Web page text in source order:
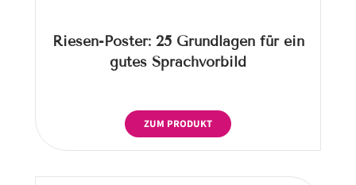
Riesen-Poster: 25 Grundlagen für ein
gutes Sprachvorbild
ZUM PRODUKT